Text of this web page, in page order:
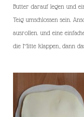
Butter darauf legen und
Teig umschlossen sein.
ausrollen. und eine
die Mitte klappen, dann